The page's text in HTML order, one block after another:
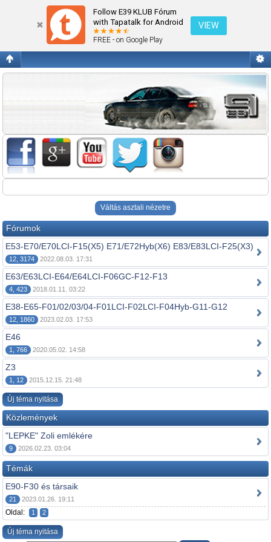
Follow E39 KLUB Fórum
with Tapatalk for Android
FREE - on Google Play
VIEW
Nem 5-ös BMW modelek.
Váltás asztali nézetre
Fórumok
E53-E70/E70LCI-F15(X5) E71/E72Hyb(X6) E83/E83LCI-F25(X3)
12, 3174 2022.08.03. 17:31
E63/E63LCI-E64/E64LCI-F06GC-F12-F13
4, 423 2018.01.11. 03:22
E38-E65-F01/02/03/04-F01LCI-F02LCI-F04Hyb-G11-G12
12, 1860 2023.02.03. 17:53
E46
1, 766 2020.05.02. 14:58
Z3
1, 12 2015.12.15. 21:48
Új téma nyitása
Közlemények
"LEPKE" Zoli emlékére
9 2026.02.23. 03:04
Témák
E90-F30 és társaik
21 2023.01.26. 19:11
Oldal: 1 2
Új téma nyitása